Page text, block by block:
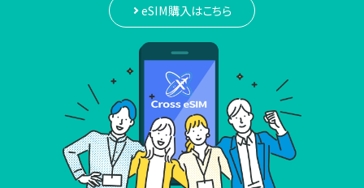
eSIM購入はこちら